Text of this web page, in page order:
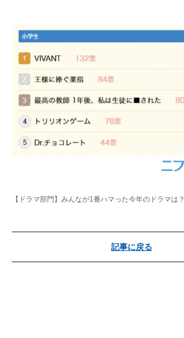
【ドラマ部門】みんなが1番ハマった今年のドラマは？
記事に戻る